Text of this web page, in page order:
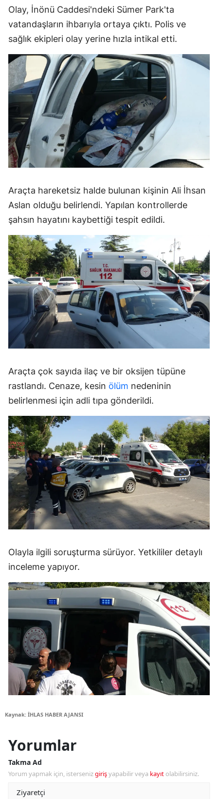
Olay, İnönü Caddesi'ndeki Sümer Park'ta
vatandaşların ihbarıyla ortaya çıktı. Polis ve
sağlık ekipleri olay yerine hızla intikal etti.
Araçta hareketsiz halde bulunan kişinin Ali İhsan
Aslan olduğu belirlendi. Yapılan kontrollerde
şahsın hayatını kaybettiği tespit edildi.
Araçta çok sayıda ilaç ve bir oksijen tüpüne
rastlandı. Cenaze, kesin ölüm nedeninin
belirlenmesi için adli tıpa gönderildi.
Olayla ilgili soruşturma sürüyor. Yetkililer detaylı
inceleme yapıyor.
Kaynak: İHLAS HABER AJANSI
Yorumlar
Takma Ad
Yorum yapmak için, istersenizgirişyapabilir veya kayıt olabilirsiniz.